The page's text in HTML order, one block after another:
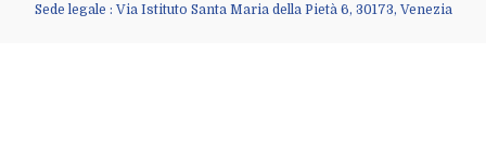
Sede legale : Via Istituto Santa Maria della Pietà 6, 30173, Venezia